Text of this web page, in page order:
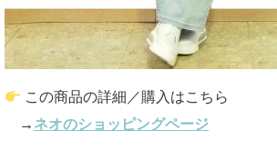
この商品の詳細／購入はこちら
→ ネオのショッピングページ